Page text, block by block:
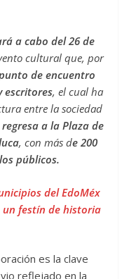
a cabo del 26 de
cultural que, por
de encuentro
escritores, el cual ha
entre la sociedad
a la Plaza de
, con más de 200
públicos.
del EdoMéx
festín de historia
es la clave
reflejado en la